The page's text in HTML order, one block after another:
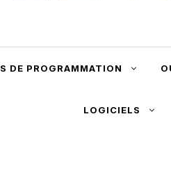
DE PROGRAMMATION
LOGICIELS